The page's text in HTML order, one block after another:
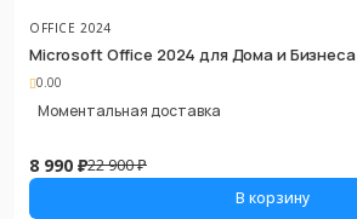
OFFICE 2024
Microsoft Office 2024 для Дома и Бизнеса
0.00
Моментальная доставка
8 990 ₽22 900 ₽
В корзину